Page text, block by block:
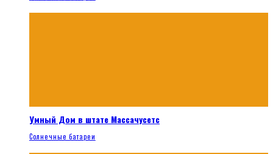
Умный Дом в штате Массачусетс
Солнечные батареи